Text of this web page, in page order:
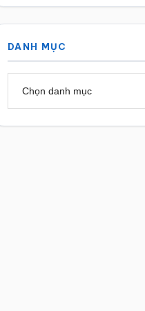
DANH MỤC